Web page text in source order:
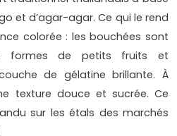
et d’agar-agar. Ce qui le rend
colorée : les bouchées sont
formes de petits fruits et
de gélatine brillante. À
texture douce et sucrée. Ce
sur les étals des marchés